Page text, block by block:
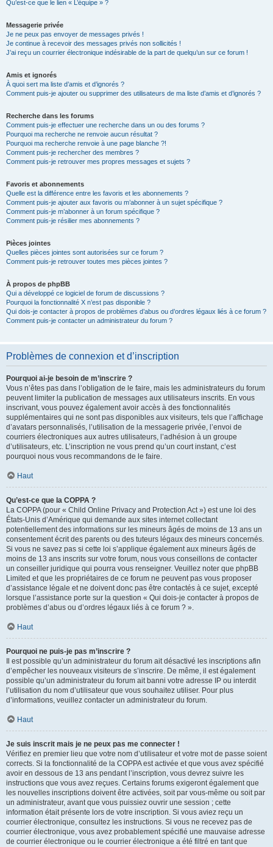
Qu’est-ce que le lien « L’équipe » ?
Messagerie privée
Je ne peux pas envoyer de messages privés !
Je continue à recevoir des messages privés non sollicités !
J’ai reçu un courrier électronique indésirable de la part de quelqu’un sur ce forum !
Amis et ignorés
À quoi sert ma liste d’amis et d’ignorés ?
Comment puis-je ajouter ou supprimer des utilisateurs de ma liste d’amis et d’ignorés ?
Recherche dans les forums
Comment puis-je effectuer une recherche dans un ou des forums ?
Pourquoi ma recherche ne renvoie aucun résultat ?
Pourquoi ma recherche renvoie à une page blanche ?!
Comment puis-je rechercher des membres ?
Comment puis-je retrouver mes propres messages et sujets ?
Favoris et abonnements
Quelle est la différence entre les favoris et les abonnements ?
Comment puis-je ajouter aux favoris ou m’abonner à un sujet spécifique ?
Comment puis-je m’abonner à un forum spécifique ?
Comment puis-je résilier mes abonnements ?
Pièces jointes
Quelles pièces jointes sont autorisées sur ce forum ?
Comment puis-je retrouver toutes mes pièces jointes ?
À propos de phpBB
Qui a développé ce logiciel de forum de discussions ?
Pourquoi la fonctionnalité X n’est pas disponible ?
Qui dois-je contacter à propos de problèmes d’abus ou d’ordres légaux liés à ce forum ?
Comment puis-je contacter un administrateur du forum ?
Problèmes de connexion et d’inscription
Pourquoi ai-je besoin de m’inscrire ?
Vous n’êtes pas dans l’obligation de le faire, mais les administrateurs du forum
peuvent limiter la publication de messages aux utilisateurs inscrits. En vous
inscrivant, vous pouvez également avoir accès à des fonctionnalités
supplémentaires qui ne sont pas disponibles aux visiteurs, tels que l’affichage
d’avatars personnalisés, l’utilisation de la messagerie privée, l’envoi de
courriers électroniques aux autres utilisateurs, l’adhésion à un groupe
d’utilisateurs, etc. L’inscription ne vous prend qu’un court instant, c’est
pourquoi nous vous recommandons de le faire.
Haut
Qu’est-ce que la COPPA ?
La COPPA (pour « Child Online Privacy and Protection Act ») est une loi des
États-Unis d’Amérique qui demande aux sites internet collectant
potentiellement des informations sur les mineurs âgés de moins de 13 ans un
consentement écrit des parents ou des tuteurs légaux des mineurs concernés.
Si vous ne savez pas si cette loi s’applique également aux mineurs âgés de
moins de 13 ans inscrits sur votre forum, nous vous conseillons de contacter
un conseiller juridique qui pourra vous renseigner. Veuillez noter que phpBB
Limited et que les propriétaires de ce forum ne peuvent pas vous proposer
d’assistance légale et ne doivent donc pas être contactés à ce sujet, excepté
lorsque l’assistance porte sur la question « Qui dois-je contacter à propos de
problèmes d’abus ou d’ordres légaux liés à ce forum ? ».
Haut
Pourquoi ne puis-je pas m’inscrire ?
Il est possible qu’un administrateur du forum ait désactivé les inscriptions afin
d’empêcher les nouveaux visiteurs de s’inscrire. De même, il est également
possible qu’un administrateur du forum ait banni votre adresse IP ou interdit
l’utilisation du nom d’utilisateur que vous souhaitez utiliser. Pour plus
d’informations, veuillez contacter un administrateur du forum.
Haut
Je suis inscrit mais je ne peux pas me connecter !
Vérifiez en premier lieu que votre nom d’utilisateur et votre mot de passe soient
corrects. Si la fonctionnalité de la COPPA est activée et que vous avez spécifié
avoir en dessous de 13 ans pendant l’inscription, vous devrez suivre les
instructions que vous avez reçues. Certains forums exigeront également que
les nouvelles inscriptions doivent être activées, soit par vous-même ou soit par
un administrateur, avant que vous puissiez ouvrir une session ; cette
information était présente lors de votre inscription. Si vous aviez reçu un
courrier électronique, consultez les instructions. Si vous ne recevez pas de
courrier électronique, vous avez probablement spécifié une mauvaise adresse
de courrier électronique ou le courrier électronique a été filtré en tant que